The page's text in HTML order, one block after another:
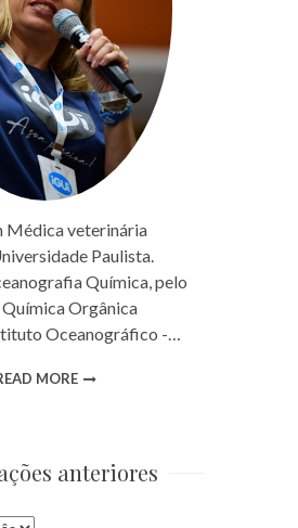
Médica veterinária
Paulista.
Química, pelo
Orgânica
Oceanográfico -…
MORE
anteriores